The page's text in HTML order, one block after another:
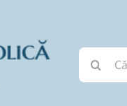
Cautare...